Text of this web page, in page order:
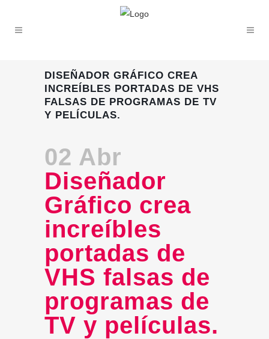
DISEÑADOR GRÁFICO CREA
INCREÍBLES PORTADAS DE VHS
FALSAS DE PROGRAMAS DE TV
Y PELÍCULAS.
02 Abr
Diseñador
Gráfico crea
increíbles
portadas de
VHS falsas de
programas de
TV y películas.